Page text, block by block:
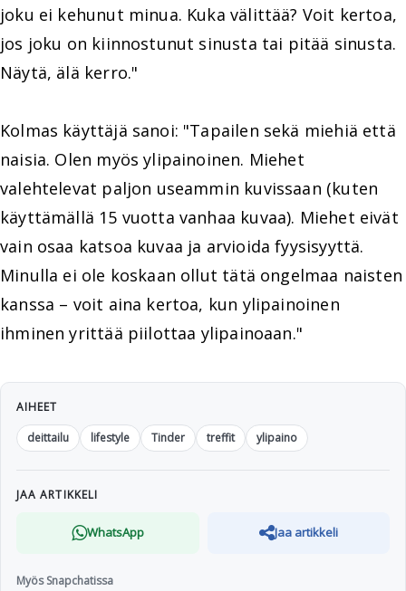
joku ei kehunut minua. Kuka välittää? Voit kertoa,
jos joku on kiinnostunut sinusta tai pitää sinusta.
Näytä, älä kerro."
Kolmas käyttäjä sanoi: "Tapailen sekä miehiä että
naisia. Olen myös ylipainoinen. Miehet
valehtelevat paljon useammin kuvissaan (kuten
käyttämällä 15 vuotta vanhaa kuvaa). Miehet eivät
vain osaa katsoa kuvaa ja arvioida fyysisyyttä.
Minulla ei ole koskaan ollut tätä ongelmaa naisten
kanssa – voit aina kertoa, kun ylipainoinen
ihminen yrittää piilottaa ylipainoaan."
AIHEET
deittailu
lifestyle Tinder treffit ylipaino
JAA ARTIKKELI
WhatsApp Jaa artikkeli
Myös Snapchatissa